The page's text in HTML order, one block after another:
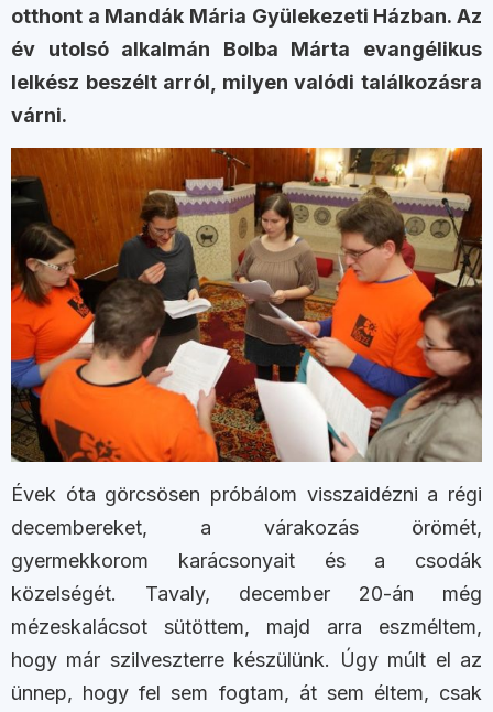
otthont a Mandák Mária Gyülekezeti Házban. Az
év utolsó alkalmán Bolba Márta evangélikus
lelkész beszélt arról, milyen valódi találkozásra
várni.
Évek óta görcsösen próbálom visszaidézni a régi
decembereket, a várakozás örömét,
gyermekkorom karácsonyait és a csodák
közelségét. Tavaly, december 20-án még
mézeskalácsot sütöttem, majd arra eszméltem,
hogy már szilveszterre készülünk. Úgy múlt el az
ünnep, hogy fel sem fogtam, át sem éltem, csak